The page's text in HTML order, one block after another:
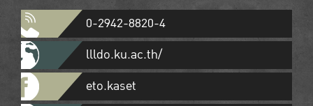
0-2942-8820-4
llldo.ku.ac.th/
eto.kaset